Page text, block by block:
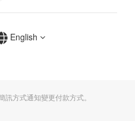
English
方式通知變更付款方式。